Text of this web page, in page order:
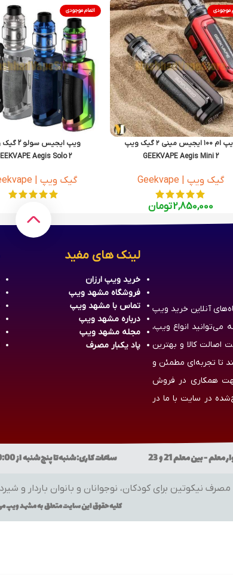
موجودی
ایجیس مینی ۲ گیک ویپ
GEEKVAPE Aegis Mini 2
گیک ویپ | Geekvape
2,850,000تومان
اتمام موجودی
ویپ ایجیس سولو 2 گیک ویپ
Aegis Solo 2
گیک ویپ | Geekvape
آنلاین خرید ویپ
انواع ویپ،
اصالت کالا و بهترین
تا تجربه‌ای مطمئن و
همکاری در فروش
در سایت با ما در
لینک های مفید
خرید ویپ ارزان
فروشگاه مشهد ویپ
تماس با مشهد ویپ
درباره مشهد ویپ
مجله مشهد ویپ
پاد یکبار مصرف
از 10:00 تا 23:30 شماره تماس: 09155800212 - 09014432930
برای کودکان، نوجوانان و بانوان باردار و شیرده
کلیه حقوق این سایت متعلق بهمشهد ویپ